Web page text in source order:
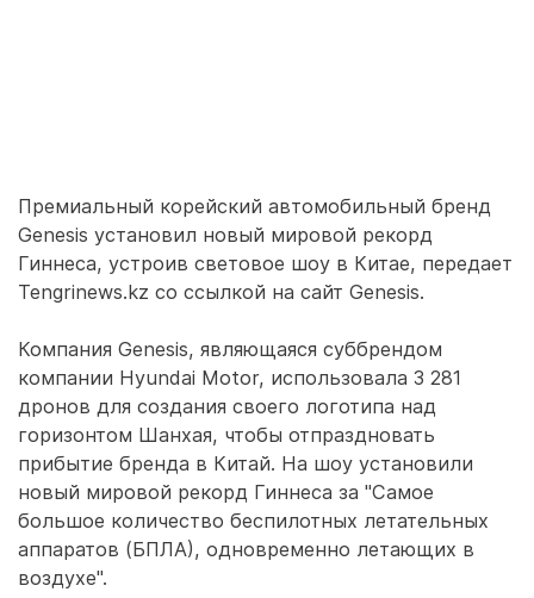
Премиальный корейский автомобильный бренд
Genesis установил новый мировой рекорд
Гиннеса, устроив световое шоу в Китае, передает
Tengrinews.kz со ссылкой на сайт Genesis.
Компания Genesis, являющаяся суббрендом
компании Hyundai Motor, использовала 3 281
дронов для создания своего логотипа над
горизонтом Шанхая, чтобы отпраздновать
прибытие бренда в Китай. На шоу установили
новый мировой рекорд Гиннеса за "Самое
большое количество беспилотных летательных
аппаратов (БПЛА), одновременно летающих в
воздухе".